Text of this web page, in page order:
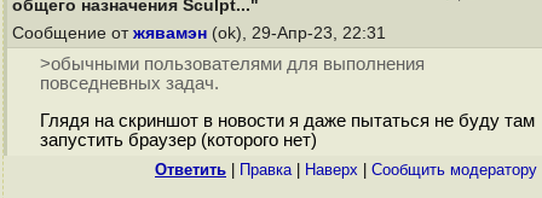
общего назначения Sculpt..."
Сообщение от жявамэн (ok), 29-Апр-23, 22:31
>обычными пользователями для выполнения
повседневных задач.
Глядя на скриншот в новости я даже пытаться не буду там
запустить браузер (которого нет)
Ответить Правка| Наверх Cообщить модератору